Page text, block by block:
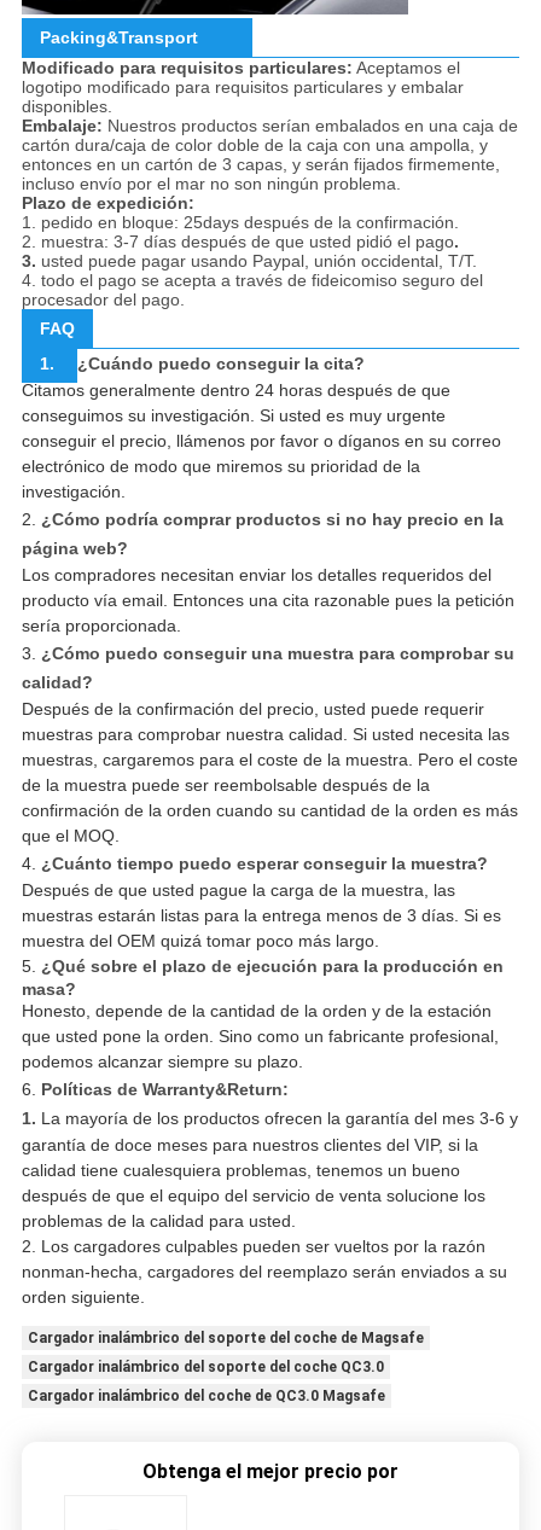
Packing&Transport
Modificado para requisitos particulares: Aceptamos el
logotipo modificado para requisitos particulares y embalar
disponibles.
Embalaje: Nuestros productos serían embalados en una caja de
cartón dura/caja de color doble de la caja con una ampolla, y
entonces en un cartón de 3 capas, y serán fijados firmemente,
incluso envío por el mar no son ningún problema.
Plazo de expedición:
1. pedido en bloque: 25days después de la confirmación.
2. muestra: 3-7 días después de que usted pidió el pago.
3. usted puede pagar usando Paypal, unión occidental, T/T.
4. todo el pago se acepta a través de fideicomiso seguro del
procesador del pago.
FAQ
1.
¿Cuándo puedo conseguir la cita?
Citamos generalmente dentro 24 horas después de que
conseguimos su investigación. Si usted es muy urgente
conseguir el precio, llámenos por favor o díganos en su correo
electrónico de modo que miremos su prioridad de la
investigación.
2. ¿Cómo podría comprar productos si no hay precio en la
página web?
Los compradores necesitan enviar los detalles requeridos del
producto vía email. Entonces una cita razonable pues la petición
sería proporcionada.
3. ¿Cómo puedo conseguir una muestra para comprobar su
calidad?
Después de la confirmación del precio, usted puede requerir
muestras para comprobar nuestra calidad. Si usted necesita las
muestras, cargaremos para el coste de la muestra. Pero el coste
de la muestra puede ser reembolsable después de la
confirmación de la orden cuando su cantidad de la orden es más
que el MOQ.
4. ¿Cuánto tiempo puedo esperar conseguir la muestra?
Después de que usted pague la carga de la muestra, las
muestras estarán listas para la entrega menos de 3 días. Si es
muestra del OEM quizá tomar poco más largo.
5. ¿Qué sobre el plazo de ejecución para la producción en
masa?
Honesto, depende de la cantidad de la orden y de la estación
que usted pone la orden. Sino como un fabricante profesional,
podemos alcanzar siempre su plazo.
6. Políticas de Warranty&Return:
1. La mayoría de los productos ofrecen la garantía del mes 3-6 y
garantía de doce meses para nuestros clientes del VIP, si la
calidad tiene cualesquiera problemas, tenemos un bueno
después de que el equipo del servicio de venta solucione los
problemas de la calidad para usted.
2. Los cargadores culpables pueden ser vueltos por la razón
nonman-hecha, cargadores del reemplazo serán enviados a su
orden siguiente.
Cargador inalámbrico del soporte del coche de Magsafe
Cargador inalámbrico del soporte del coche QC3.0
Cargador inalámbrico del coche de QC3.0 Magsafe
Obtenga el mejor precio por